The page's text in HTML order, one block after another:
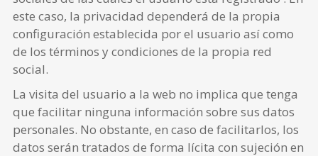
este caso, la privacidad dependerá de la propia
configuración establecida por el usuario así como
de los términos y condiciones de la propia red
social.
La visita del usuario a la web no implica que tenga
que facilitar ninguna información sobre sus datos
personales. No obstante, en caso de facilitarlos, los
datos serán tratados de forma lícita con sujeción en